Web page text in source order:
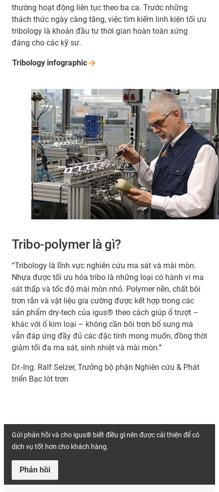
thường hoạt động liên tục theo ba ca. Trước những
thách thức ngày càng tăng, việc tìm kiếm linh kiện tối ưu
tribology là khoản đầu tư thời gian hoàn toàn xứng
đáng cho các kỹ sư.
Tribology infographic
Tribo-polymer là gì?
“Tribology là lĩnh vực nghiên cứu ma sát và mài mòn.
Nhựa được tối ưu hóa tribo là những loại có hành vi ma
sát thấp và tốc độ mài mòn nhỏ. Polymer nền, chất bôi
trơn rắn và vật liệu gia cường được kết hợp trong các
sản phẩm dry-tech của igus® theo cách giúp ổ trượt –
khác với ổ kim loại – không cần bôi trơn bổ sung mà
vẫn đáp ứng đầy đủ các đặc tính mong muốn, đồng thời
giảm tối đa ma sát, sinh nhiệt và mài mòn.”
Dr.-Ing. Ralf Selzer, Trưởng bộ phận Nghiên cứu & Phát
triển Bạc lót trơn
Gửi phản hồi và cho igus® biết điều gì nên được cải thiện để có
dịch vụ tốt hơn cho khách hàng.
Phản hồi